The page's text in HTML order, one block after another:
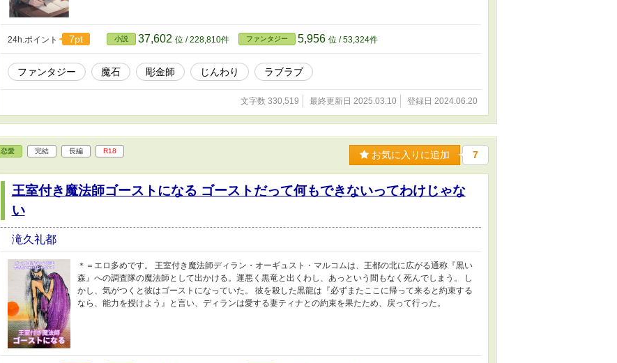
24h.ポイント 7pt 小説 37,602 位 / 228,810件 ファンタジー 5,956 位 / 53,324件
ファンタジー 魔石 彫金師 じんわり ラブラブ
文字数 330,519 最終更新日 2025.03.10 登録日 2024.06.20
恋愛 完結 長編 R18 お気に入りに追加 7
王室付き魔法師ゴーストになる ゴーストだって何もできないってわけじゃな
い
滝久礼都
＊＝エロ多めです。 王室付き魔法師ディラン・オーギュスト・マルコムは、王都の北に広がる通称『黒い
森』への調査隊の魔法師として出かける。運悪く黒竜と出くわし、あっという間もなく死んでしまう。 し
かし、気がつくと彼はゴーストになっていた。 彼を殺した黒龍は『必ずまたここに帰って来ると約束する
なら、能力を授けよう』と言い、ディランは愛する妻ティナとの約束を果たため、戻って行った。